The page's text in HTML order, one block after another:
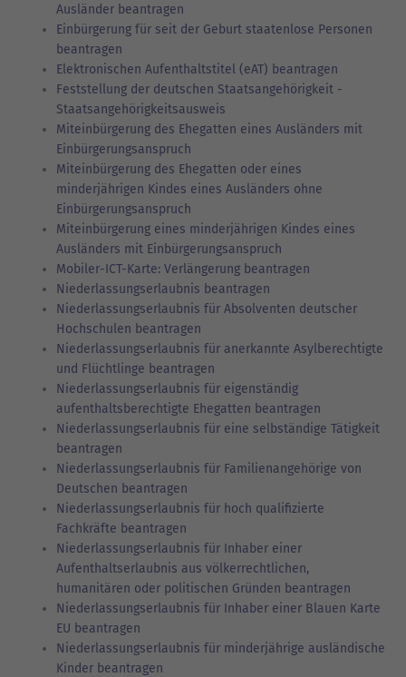
Ausländer beantragen
Einbürgerung für seit der Geburt staatenlose Personen
beantragen
Elektronischen Aufenthaltstitel (eAT) beantragen
Feststellung der deutschen Staatsangehörigkeit -
Staatsangehörigkeitsausweis
Miteinbürgerung des Ehegatten eines Ausländers mit
Einbürgerungsanspruch
Miteinbürgerung des Ehegatten oder eines
minderjährigen Kindes eines Ausländers ohne
Einbürgerungsanspruch
Miteinbürgerung eines minderjährigen Kindes eines
Ausländers mit Einbürgerungsanspruch
Mobiler-ICT-Karte: Verlängerung beantragen
Niederlassungserlaubnis beantragen
Niederlassungserlaubnis für Absolventen deutscher
Hochschulen beantragen
Niederlassungserlaubnis für anerkannte Asylberechtigte
und Flüchtlinge beantragen
Niederlassungserlaubnis für eigenständig
aufenthaltsberechtigte Ehegatten beantragen
Niederlassungserlaubnis für eine selbständige Tätigkeit
beantragen
Niederlassungserlaubnis für Familienangehörige von
Deutschen beantragen
Niederlassungserlaubnis für hoch qualifizierte
Fachkräfte beantragen
Niederlassungserlaubnis für Inhaber einer
Aufenthaltserlaubnis aus völkerrechtlichen,
humanitären oder politischen Gründen beantragen
Niederlassungserlaubnis für Inhaber einer Blauen Karte
EU beantragen
Niederlassungserlaubnis für minderjährige ausländische
Kinder beantragen